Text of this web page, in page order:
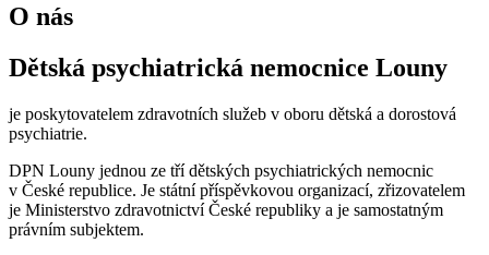
O nás
Dětská psychiatrická nemocnice Louny
je poskytovatelem zdravotních služeb v oboru dětská a dorostová
psychiatrie.
DPN Louny jednou ze tří dětských psychiatrických nemocnic
v České republice. Je státní příspěvkovou organizací, zřizovatelem
je Ministerstvo zdravotnictví České republiky a je samostatným
právním subjektem.